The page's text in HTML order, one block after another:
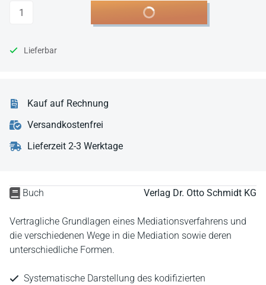
Buch Verlag Dr. Otto Schmidt KG
Vertragliche Grundlagen eines Mediationsverfahrens und
die verschiedenen Wege in die Mediation sowie deren
unterschiedliche Formen.
Systematische Darstellung des kodifizierten
Anzahl In den Warenkorb
Lieferbar
Kauf auf Rechnung
Versandkostenfrei
Lieferzeit 2-3 Werktage